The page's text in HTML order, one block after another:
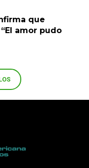
que
amor pudo